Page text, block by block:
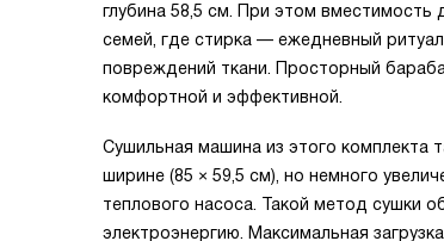
глубина 58,5 см. При этом вместимость
семей, где стирка — ежедневный
повреждений ткани. Просторный
комфортной и эффективной.
Сушильная машина из этого комплекта
ширине (85 × 59,5 см), но немного
теплового насоса. Такой метод сушки
электроэнергию. Максимальная